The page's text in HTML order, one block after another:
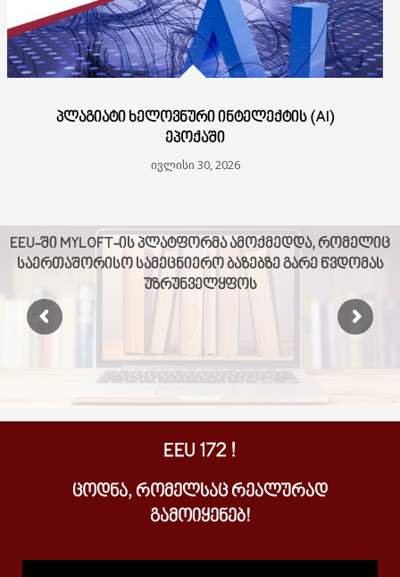
ᲞᲚᲐᲒᲘᲐᲢᲘ ᲮᲔᲚᲝᲕᲜᲣᲠᲘ ᲘᲜᲢᲔᲚᲔᲥᲢᲘᲡ (AI)
ᲔᲞᲝᲥᲐᲨᲘ
ივლისი 30, 2026
EEU-ᲨᲘ MYLOFT-ᲘᲡ ᲞᲚᲐᲢᲤᲝᲠᲛᲐ ᲐᲛᲝᲥᲛᲔᲓᲓᲐ, ᲠᲝᲛᲔᲚᲘᲪ
ᲡᲐᲔᲠᲗᲐᲨᲝᲠᲘᲡᲝ ᲡᲐᲛᲔᲪᲜᲘᲔᲠᲝ ᲑᲐᲖᲔᲑᲖᲔ ᲒᲐᲠᲔ ᲬᲕᲓᲝᲛᲐᲡ
ᲣᲖᲠᲣᲜᲕᲔᲚᲧᲤᲝᲡ
EEU 172 !
ᲪᲝᲓᲜᲐ, ᲠᲝᲛᲔᲚᲡᲐᲪ ᲠᲔᲐᲚᲣᲠᲐᲓ
ᲒᲐᲛᲝᲘᲧᲔᲜᲔᲑ!